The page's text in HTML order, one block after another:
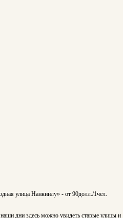
улица Нанкинлу» - от 90долл./1чел.
дни здесь можно увидеть старые улицы и